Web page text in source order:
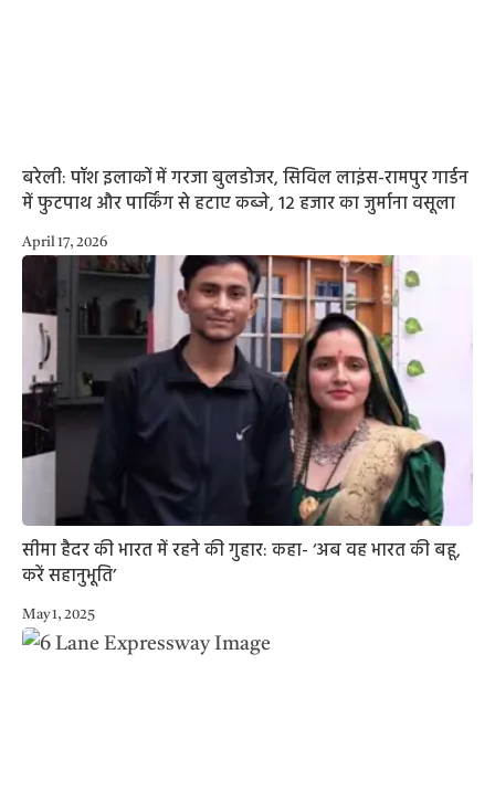
बरेली: पॉश इलाकों में गरजा बुलडोजर, सिविल लाइंस-रामपुर गार्डन
में फुटपाथ और पार्किंग से हटाए कब्जे, 12 हजार का जुर्माना वसूला
April 17, 2026
सीमा हैदर की भारत में रहने की गुहार: कहा- ‘अब वह भारत की बहू,
करें सहानुभूति’
May 1, 2025